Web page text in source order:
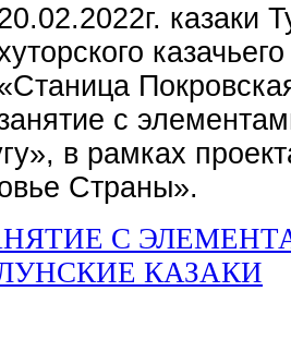
казаки
с
в рамках
Страны».
С
КАЗАКИ